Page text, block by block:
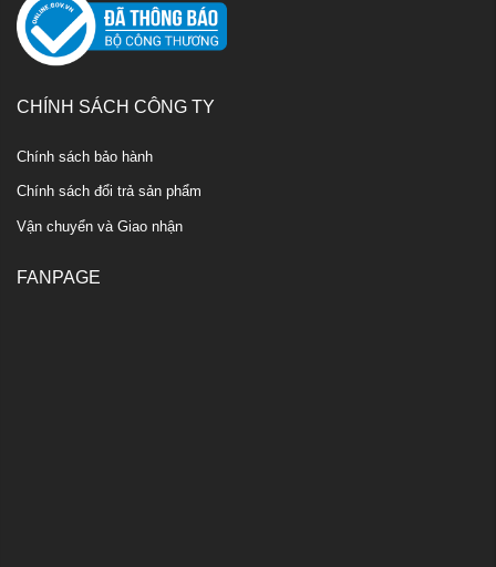
CHÍNH SÁCH CÔNG TY
Chính sách bảo hành
Chính sách đổi trả sản phẩm
Vận chuyển và Giao nhận
FANPAGE